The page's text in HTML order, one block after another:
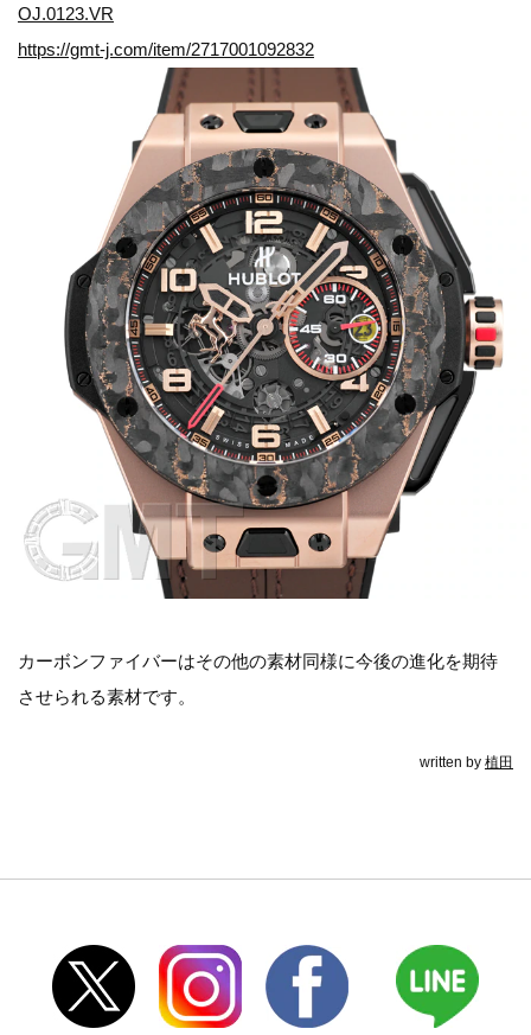
OJ.0123.VR
https://gmt-j.com/item/2717001092832
カーボンファイバーはその他の素材同様に今後の進化を期待
させられる素材です。
written by 植田